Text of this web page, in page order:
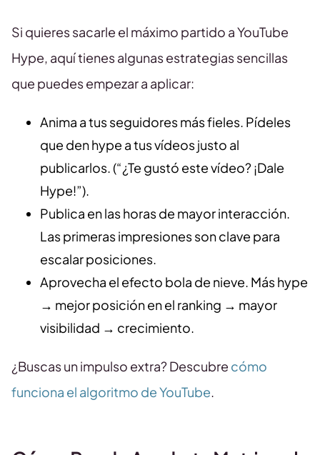
Si quieres sacarle el máximo partido a YouTube
Hype, aquí tienes algunas estrategias sencillas
que puedes empezar a aplicar:
Anima a tus seguidores más fieles. Pídeles
que den hype a tus vídeos justo al
publicarlos. (“¿Te gustó este vídeo? ¡Dale
Hype!”).
Publica en las horas de mayor interacción.
Las primeras impresiones son clave para
escalar posiciones.
Aprovecha el efecto bola de nieve. Más hype
→ mejor posición en el ranking → mayor
visibilidad → crecimiento.
¿Buscas un impulso extra? Descubre cómo
funciona el algoritmo de YouTube.